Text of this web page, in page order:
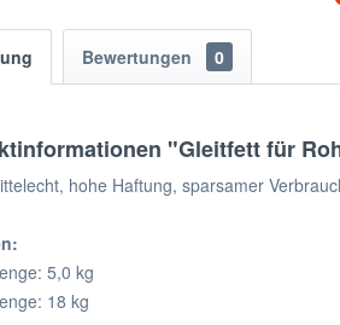
Bewertungen 0
"Gleitfett für
hohe Haftung, sparsamer
5,0 kg
18 kg